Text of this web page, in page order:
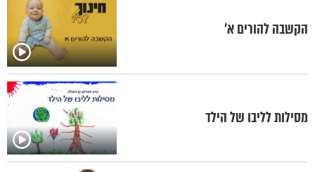
הקשבה להורים א'
מסילות לליבו של הילד